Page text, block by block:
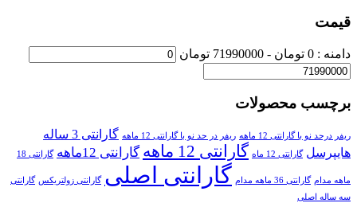
قیمت
دامنه : 0 تومان - 71990000 تومان
برچسب محصولات
ریفر درحد نو با گارانتی 12 ماهه ریفر در حد نو با گارانتی 12 ماهه
گارانتی 3 ساله
هایپرسل گارانتی 12 ماه گارانتی 12 ماهه گارانتی 12ماهه گارانتی 18
ماهه مدام گارانتی 36 ماهه مدام گارانتی اصلی گارانتی زولتریکس گارانتی
سه ساله اصلی